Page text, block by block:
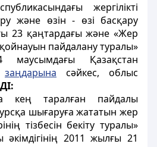
жергілікті
және өзін - өзі басқару
23 қаңтардағы және «Жер
пайдалану туралы»
Қазақстан
заңдарына сәйкес, облыс
кең таралған пайдалы
шығаруға жататын жер
тізбесін бекіту туралы»
2011 жылғы 21